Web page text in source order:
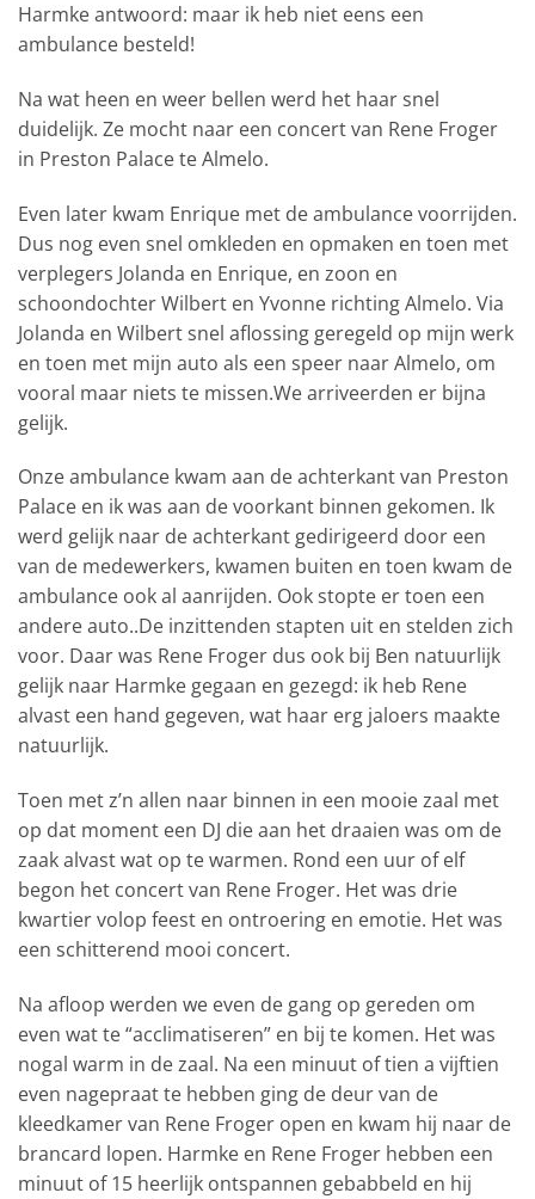
Harmke antwoord: maar ik heb niet eens een
ambulance besteld!
Na wat heen en weer bellen werd het haar snel
duidelijk. Ze mocht naar een concert van Rene Froger
in Preston Palace te Almelo.
Even later kwam Enrique met de ambulance voorrijden.
Dus nog even snel omkleden en opmaken en toen met
verplegers Jolanda en Enrique, en zoon en
schoondochter Wilbert en Yvonne richting Almelo. Via
Jolanda en Wilbert snel aflossing geregeld op mijn werk
en toen met mijn auto als een speer naar Almelo, om
vooral maar niets te missen.We arriveerden er bijna
gelijk.
Onze ambulance kwam aan de achterkant van Preston
Palace en ik was aan de voorkant binnen gekomen. Ik
werd gelijk naar de achterkant gedirigeerd door een
van de medewerkers, kwamen buiten en toen kwam de
ambulance ook al aanrijden. Ook stopte er toen een
andere auto..De inzittenden stapten uit en stelden zich
voor. Daar was Rene Froger dus ook bij Ben natuurlijk
gelijk naar Harmke gegaan en gezegd: ik heb Rene
alvast een hand gegeven, wat haar erg jaloers maakte
natuurlijk.
Toen met z’n allen naar binnen in een mooie zaal met
op dat moment een DJ die aan het draaien was om de
zaak alvast wat op te warmen. Rond een uur of elf
begon het concert van Rene Froger. Het was drie
kwartier volop feest en ontroering en emotie. Het was
een schitterend mooi concert.
Na afloop werden we even de gang op gereden om
even wat te “acclimatiseren” en bij te komen. Het was
nogal warm in de zaal. Na een minuut of tien a vijftien
even nagepraat te hebben ging de deur van de
kleedkamer van Rene Froger open en kwam hij naar de
brancard lopen. Harmke en Rene Froger hebben een
minuut of 15 heerlijk ontspannen gebabbeld en hij